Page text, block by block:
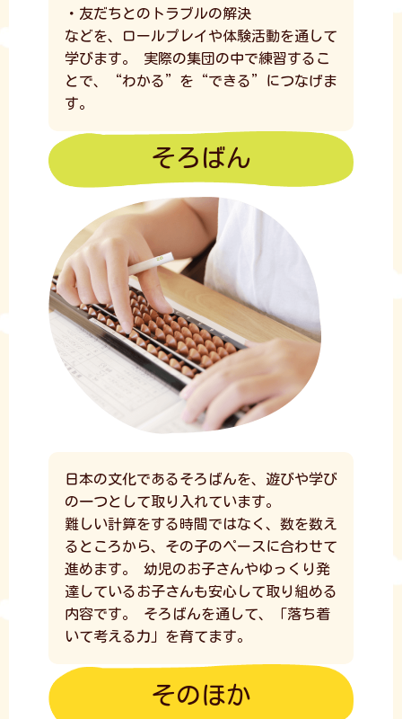
・友だちとのトラブルの解決
などを、ロールプレイや体験活動を通して
学びます。
実際の集団の中で練習するこ
とで、“わかる”を“できる”につなげま
す。
そろばん
日本の文化であるそろばんを、遊びや学び
の一つとして取り入れています。
難しい計算をする時間ではなく、数を数え
るところから、その子のペースに合わせて
進めます。
幼児のお子さんやゆっくり発
達しているお子さんも安心して取り組める
内容です。
そろばんを通して、「落ち着
いて考える力」を育てます。
そのほか